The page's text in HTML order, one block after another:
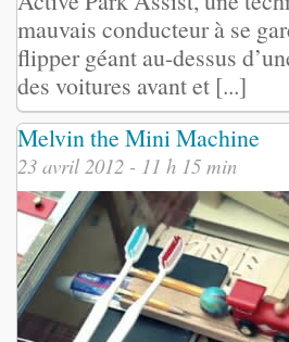
mauvais conducteur à se
flipper géant au-dessus
des voitures avant et [...]
Melvin the Mini Machine
23 avril 2012 - 11 h 15 min